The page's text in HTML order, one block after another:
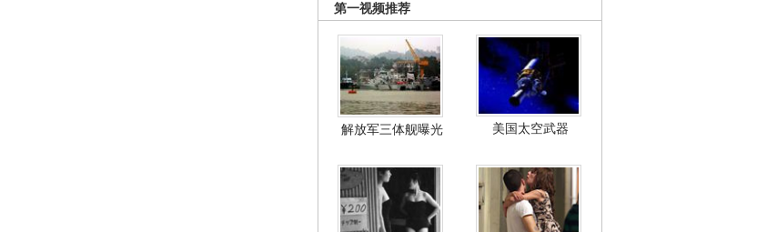
第一视频推荐
解放军三体舰曝光 美国太空武器